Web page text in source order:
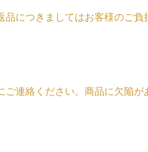
品につきましてはお客様のご
ご連絡ください。商品に欠陥